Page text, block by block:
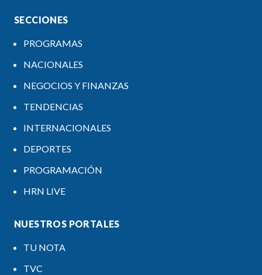
SECCIONES
PROGRAMAS
NACIONALES
NEGOCIOS Y FINANZAS
TENDENCIAS
INTERNACIONALES
DEPORTES
PROGRAMACIÓN
HRN LIVE
NUESTROS PORTALES
TU NOTA
TVC